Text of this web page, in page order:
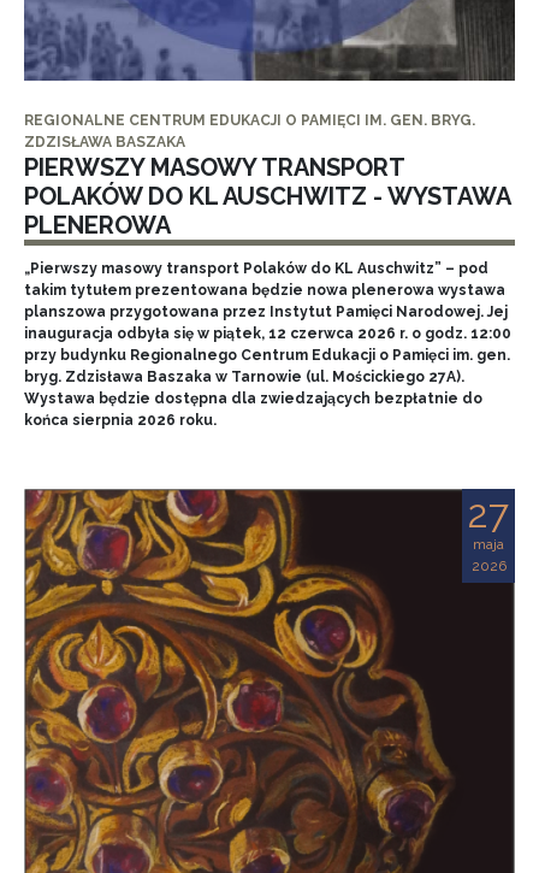
REGIONALNE CENTRUM EDUKACJI O PAMIĘCI IM. GEN. BRYG.
ZDZISŁAWA BASZAKA
PIERWSZY MASOWY TRANSPORT
POLAKÓW DO KL AUSCHWITZ - WYSTAWA
PLENEROWA
„Pierwszy masowy transport Polaków do KL Auschwitz” – pod
takim tytułem prezentowana będzie nowa plenerowa wystawa
planszowa przygotowana przez Instytut Pamięci Narodowej. Jej
inauguracja odbyła się w piątek, 12 czerwca 2026 r. o godz. 12:00
przy budynku Regionalnego Centrum Edukacji o Pamięci im. gen.
bryg. Zdzisława Baszaka w Tarnowie (ul. Mościckiego 27A).
Wystawa będzie dostępna dla zwiedzających bezpłatnie do
końca sierpnia 2026 roku.
27
maja
2026